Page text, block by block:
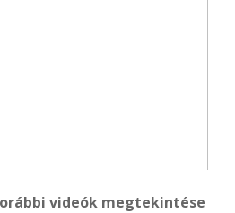
videók megtekintése